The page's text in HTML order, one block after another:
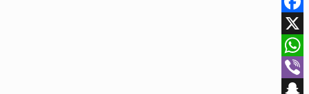
Facebook
X
WhatsApp
Viber